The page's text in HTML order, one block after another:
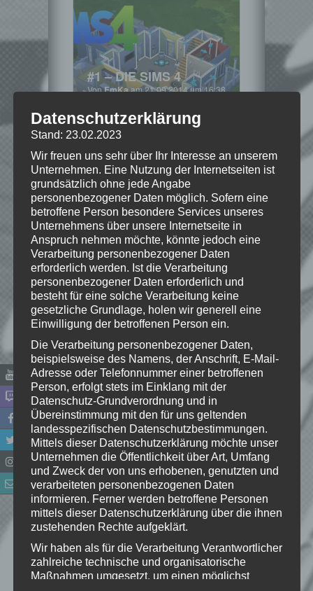
#1 – DIE SIMS 4
VonEmKaam 21.09.2014 um 16:38
BEITRÄGE » ANGESPIELT
Spiel-Details zu:
Die Sims 4
Spieltitel:
Die Sims 4
Entwickler:
The Sims Studio, Maxis
Publisher:
Electronic Arts
Genre:
Lebenssimulation
Plattformen:
Windows, OS X, PlayStation 4, Xbox One
Release:
2014
INFORMATIONEN
Über uns
Datenschutzerklärung
Stand: 23.02.2023
Wir freuen uns sehr über Ihr Interesse an unserem
Unternehmen. Eine Nutzung der Internetseiten ist
grundsätzlich ohne jede Angabe
personenbezogener Daten möglich. Sofern eine
betroffene Person besondere Services unseres
Unternehmens über unsere Internetseite in
Anspruch nehmen möchte, könnte jedoch eine
Verarbeitung personenbezogener Daten
erforderlich werden. Ist die Verarbeitung
personenbezogener Daten erforderlich und
besteht für eine solche Verarbeitung keine
gesetzliche Grundlage, holen wir generell eine
Einwilligung der betroffenen Person ein.
Die Verarbeitung personenbezogener Daten,
beispielsweise des Namens, der Anschrift, E-Mail-
Adresse oder Telefonnummer einer betroffenen
Person, erfolgt stets im Einklang mit der
Datenschutz-Grundverordnung und in
Übereinstimmung mit den für uns geltenden
landesspezifischen Datenschutzbestimmungen.
Mittels dieser Datenschutzerklärung möchte unser
Unternehmen die Öffentlichkeit über Art, Umfang
und Zweck der von uns erhobenen, genutzten und
verarbeiteten personenbezogenen Daten
informieren. Ferner werden betroffene Personen
mittels dieser Datenschutzerklärung über die ihnen
zustehenden Rechte aufgeklärt.
Wir haben als für die Verarbeitung Verantwortlicher
zahlreiche technische und organisatorische
Maßnahmen umgesetzt, um einen möglichst